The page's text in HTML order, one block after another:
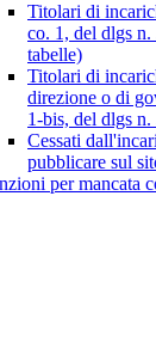
Titolari di
co. 1, del dlgs
tabelle)
Titolari di
direzione o di
1-bis, del dlgs
Cessati
pubblicare sul
per mancata